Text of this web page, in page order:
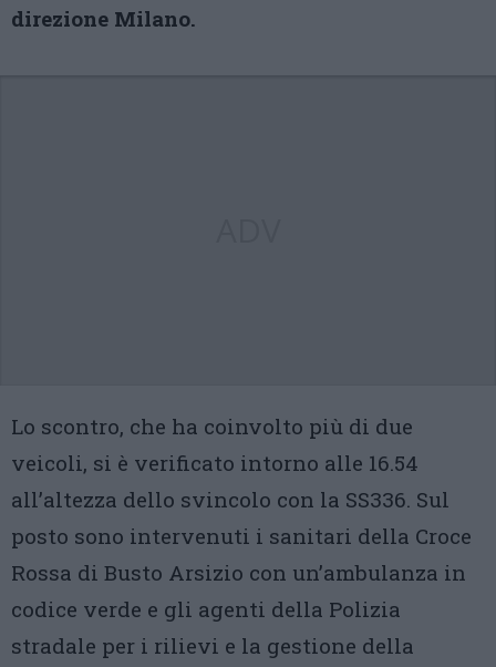
direzione Milano.
Lo scontro, che ha coinvolto più di due
veicoli, si è verificato intorno alle 16.54
all’altezza dello svincolo con la SS336. Sul
posto sono intervenuti i sanitari della Croce
Rossa di Busto Arsizio con un’ambulanza in
codice verde e gli agenti della Polizia
stradale per i rilievi e la gestione della